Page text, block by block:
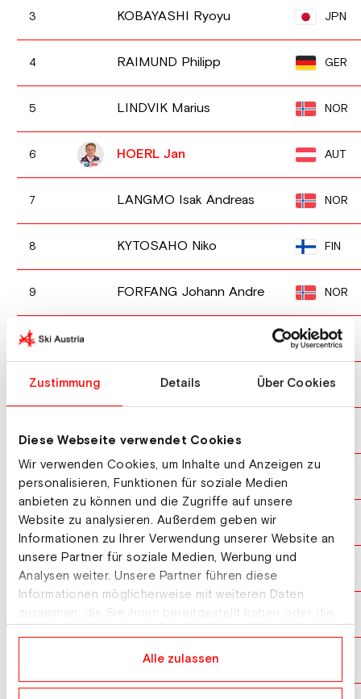
Zustimmung Details Über Cookies
Diese Webseite verwendet Cookies
Wir verwenden Cookies, um Inhalte und Anzeigen zu
personalisieren, Funktionen für soziale Medien
anbieten zu können und die Zugriffe auf unsere
Website zu analysieren. Außerdem geben wir
Informationen zu Ihrer Verwendung unserer Website an
unsere Partner für soziale Medien, Werbung und
Analysen weiter. Unsere Partner führen diese
Informationen möglicherweise mit weiteren Daten
zusammen, die Sie ihnen bereitgestellt haben oder die
Alle zulassen
3 KOBAYASHI Ryoyu JPN
4 RAIMUND Philipp GER
5 LINDVIK Marius NOR
6 HOERL Jan AUT
7 LANGMO Isak Andreas NOR
8 KYTOSAHO Niko FIN
9 FORFANG Johann Andre NOR
10 POL
11 LANISEK Anze SLO
GRANERUD Halvor Egner
14 NIKAIDO Ren
15 ORTNER Maximilian
AALTO Antti
PALOSAARI Vilho